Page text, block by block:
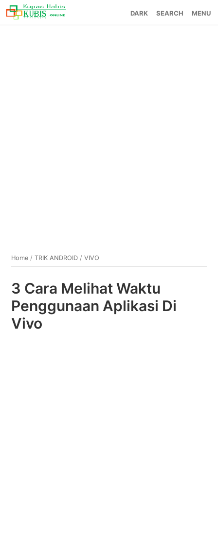
SEARCH MENU
Home /TRIK ANDROID /VIVO
3 Cara Melihat Waktu
Penggunaan Aplikasi Di
Vivo